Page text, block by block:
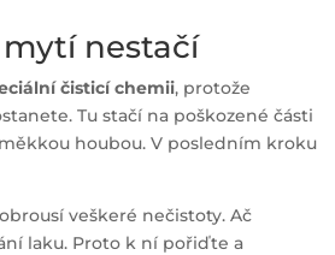
nestačí
čisticí chemii, protože
Tu stačí na poškozené části
houbou. V posledním kroku
veškeré nečistoty. Ač
laku. Proto k ní pořiďte a